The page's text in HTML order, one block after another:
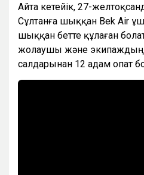
Айта кетейік, 27-
Сұлтанға шыққан Bek Air
шыққан бетте құлаған
жолаушы және экипаждың
салдарынан 12 адам опат